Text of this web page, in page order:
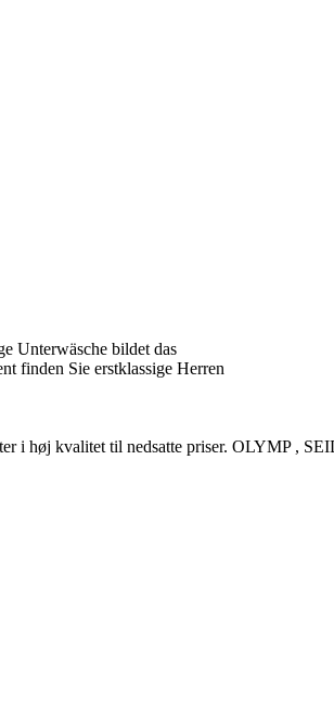
Unterwäsche bildet das
finden Sie erstklassige Herren
i høj kvalitet til nedsatte priser. OLYMP